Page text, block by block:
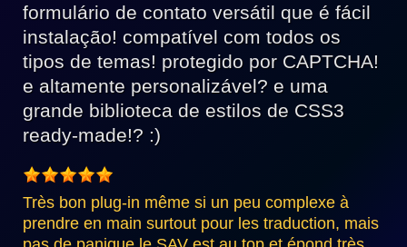
formulário de contato versátil que é fácil
instalação! compatível com todos os
tipos de temas! protegido por CAPTCHA!
e altamente personalizável? e uma
grande biblioteca de estilos de CSS3
ready-made!? :)
Très bon plug-in même si un peu complexe à
prendre en main surtout pour les traduction, mais